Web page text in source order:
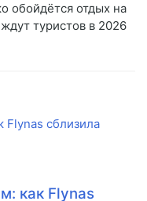
обойдётся отдых на
туристов в 2026
как Flynas